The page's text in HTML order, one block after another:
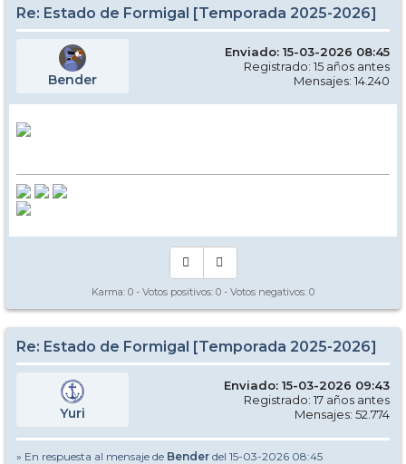
Re: Estado de Formigal [Temporada 2025-2026]
Bender
Enviado: 15-03-2026 08:45
Registrado: 15 años antes
Mensajes: 14.240
Karma: 0 - Votos positivos: 0 - Votos negativos: 0
Re: Estado de Formigal [Temporada 2025-2026]
Yuri
Enviado: 15-03-2026 09:43
Registrado: 17 años antes
Mensajes: 52.774
» En respuesta al mensaje de Bender del 15-03-2026 08:45